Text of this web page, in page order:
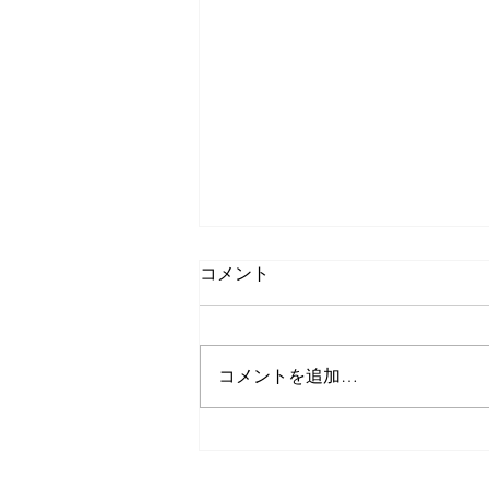
コメント
コメントを追加…